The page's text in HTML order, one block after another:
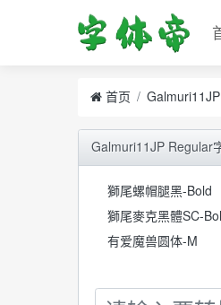
首页
Galmuri11JP Regular
獅尾螺帽腿黑-Bold
獅尾麥克黑體SC-Bol
有爱魔兽圆体-M